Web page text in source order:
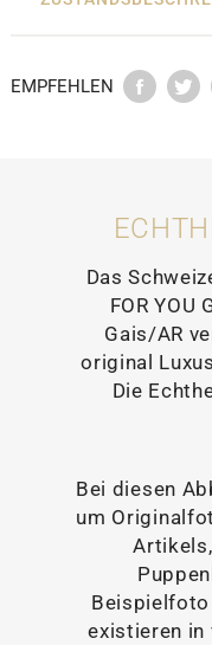
EMPFEHLEN
Das
FOR YOU
Gais/AR
original
Die
Bei diesen
um
existieren in